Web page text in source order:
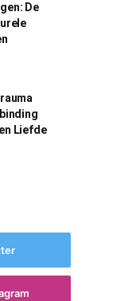
De
Liefde